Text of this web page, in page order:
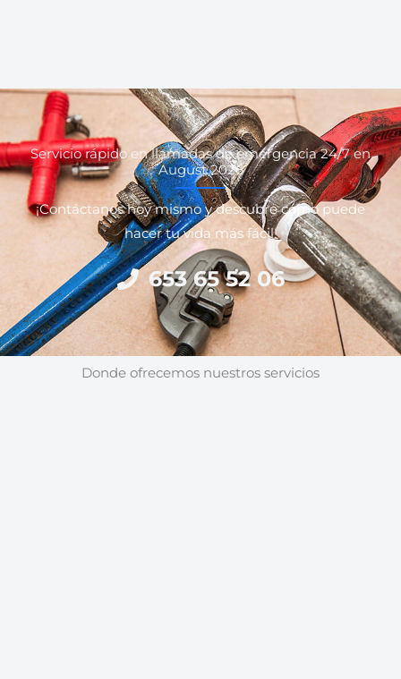
Servicio rápido en llamadas de emergencia 24/7 en
August 2026
¡Contáctanos hoy mismo y descubre cómo puede
hacer tu vida más fácil!
653 65 52 06
Donde ofrecemos nuestros servicios